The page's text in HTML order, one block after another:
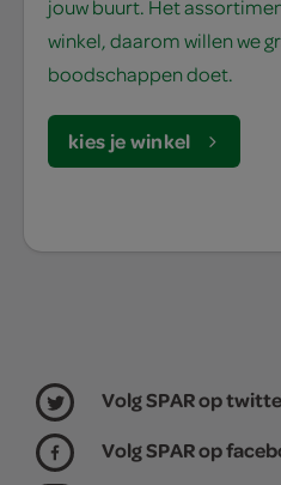
jouw buurt. Het
winkel, daarom willen we
boodschappen doet.
kies je winkel
Volg SPAR op
Volg SPAR op